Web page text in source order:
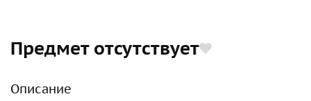
Предмет отсутствует
Описание